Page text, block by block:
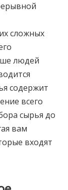
сложных
людей
содержит
всего
сырья до
вам
входят